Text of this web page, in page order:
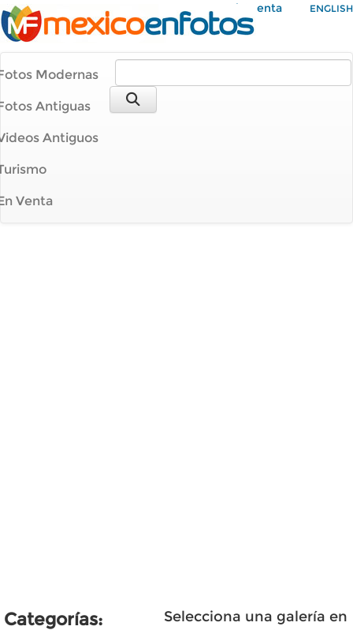
Mi Cuenta ENGLISH
Modernas
Antiguas
Antiguos
Venta
Categorías:
Selecciona una galería en